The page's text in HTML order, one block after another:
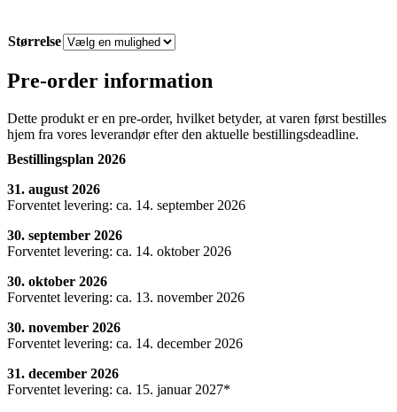
Størrelse
Pre-order information
Dette produkt er en pre-order, hvilket betyder, at varen først bestilles
hjem fra vores leverandør efter den aktuelle bestillingsdeadline.
Bestillingsplan 2026
31. august 2026
Forventet levering: ca. 14. september 2026
30. september 2026
Forventet levering: ca. 14. oktober 2026
30. oktober 2026
Forventet levering: ca. 13. november 2026
30. november 2026
Forventet levering: ca. 14. december 2026
31. december 2026
Forventet levering: ca. 15. januar 2027*